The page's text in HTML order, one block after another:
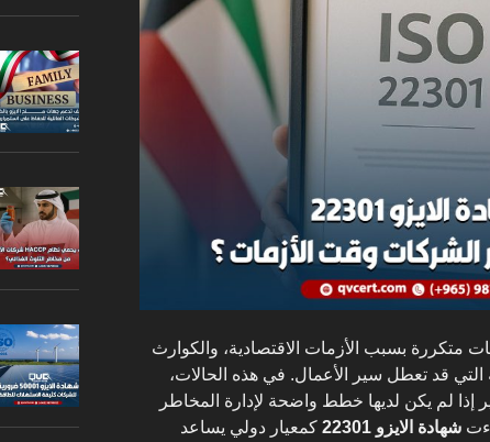
متكررة بسبب الأزمات الاقتصادية، والكوارث
التي قد تعطل سير الأعمال. في هذه الحالات،
إذا لم يكن لديها خطط واضحة لإدارة المخاطر
شهادة الايزو 22301
كمعيار دولي يساعد